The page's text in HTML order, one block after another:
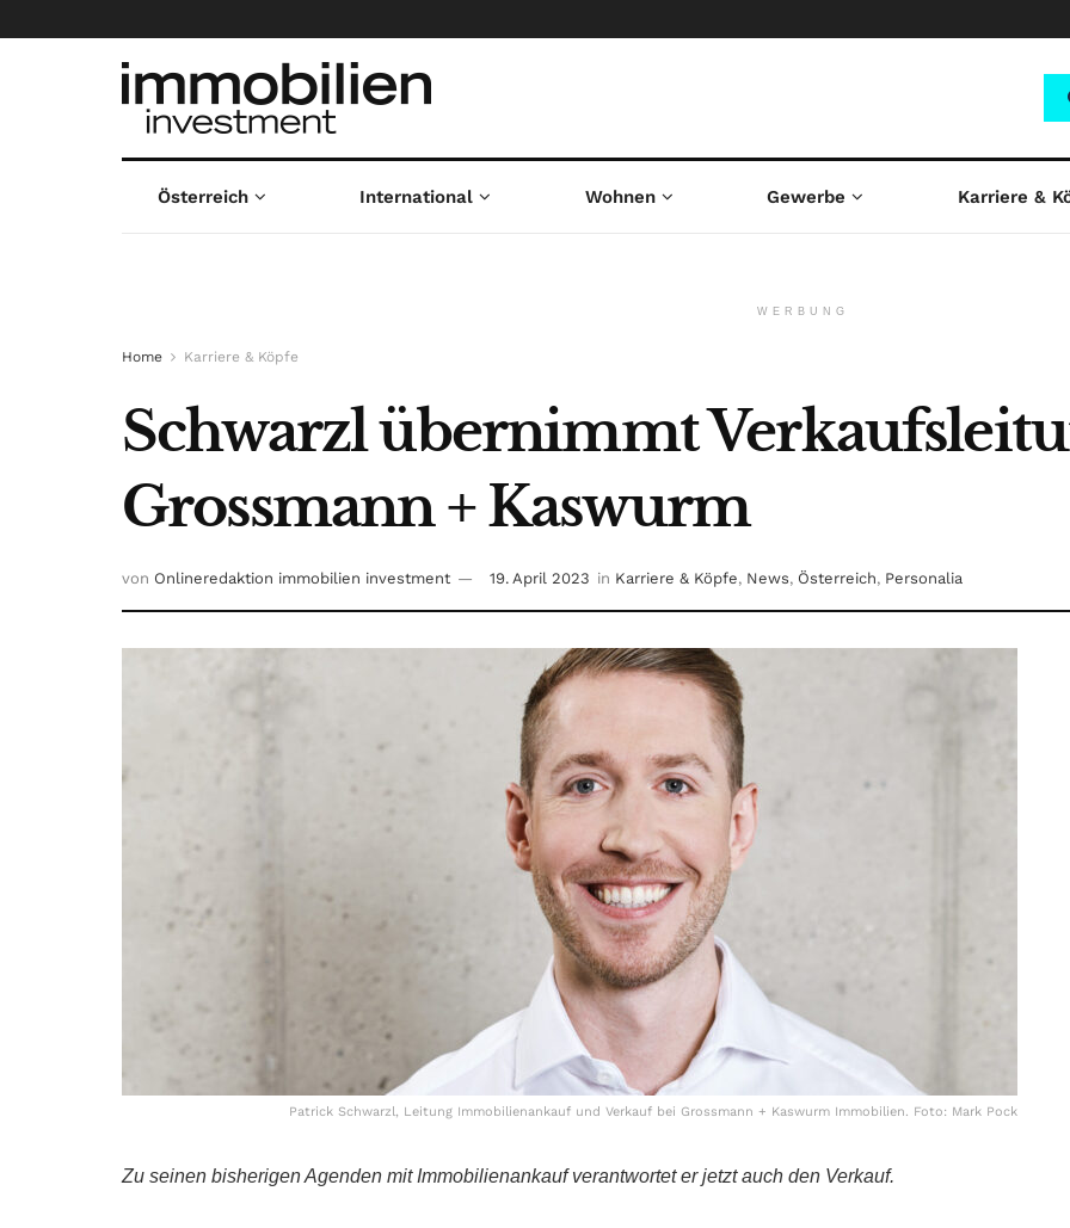
Österreich International Wohnen Gewerbe Karriere &
WERBUNG
Home Karriere & Köpfe
Schwarzl übernimmt
Grossmann + Kaswurm
von Onlineredaktion immobilien investment 19. April 2023 in Karriere & Köpfe, News, Österreich, Personalia
Patrick Schwarzl, Leitung Immobilienankauf und Verkauf bei Grossmann + Kaswurm Immobilien. Foto: Mark Pock
Zu seinen bisherigen Agenden mit Immobilienankauf verantwortet er jetzt auch den Verkauf.